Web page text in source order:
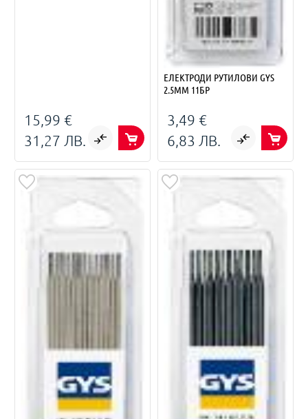
15,99 €
31,27 ЛВ.
ЕЛЕКТРОДИ РУТИЛОВИ GYS
2.5ММ 11БР
3,49 €
6,83 ЛВ.